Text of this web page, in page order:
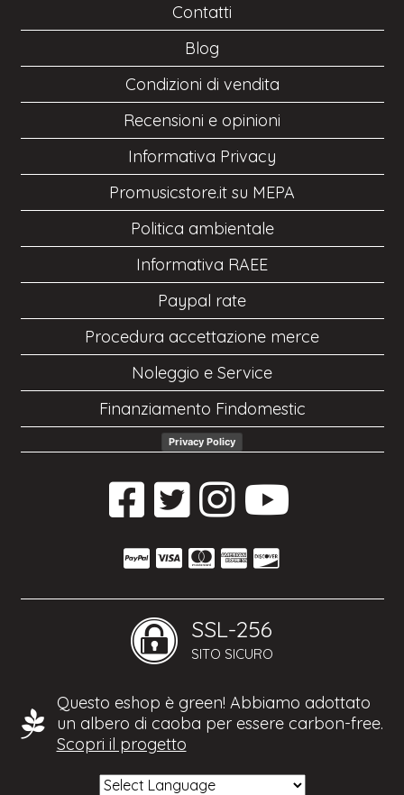
Contatti
Blog
Condizioni di vendita
Recensioni e opinioni
Informativa Privacy
Promusicstore.it su MEPA
Politica ambientale
Informativa RAEE
Paypal rate
Procedura accettazione merce
Noleggio e Service
Finanziamento Findomestic
Privacy Policy
SSL-256
SITO SICURO
Questo eshop è green! Abbiamo adottato
un albero di caoba per essere carbon-free.
Scopri il progetto